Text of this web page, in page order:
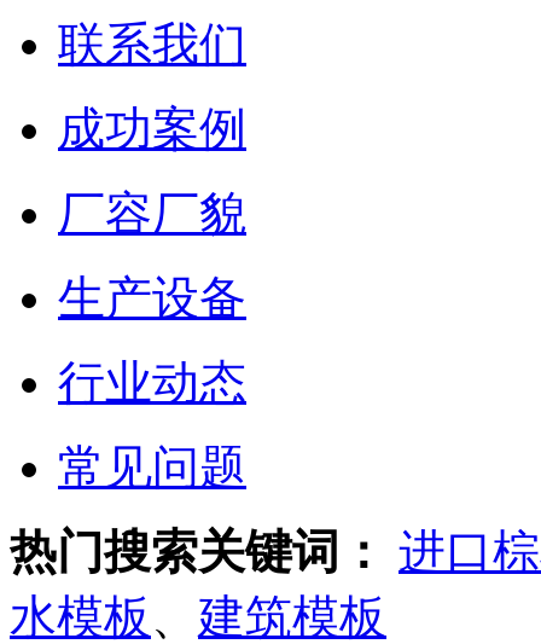
联系我们
成功案例
厂容厂貌
生产设备
行业动态
常见问题
热门搜索关键词： 进口
水模板 、 建筑模板